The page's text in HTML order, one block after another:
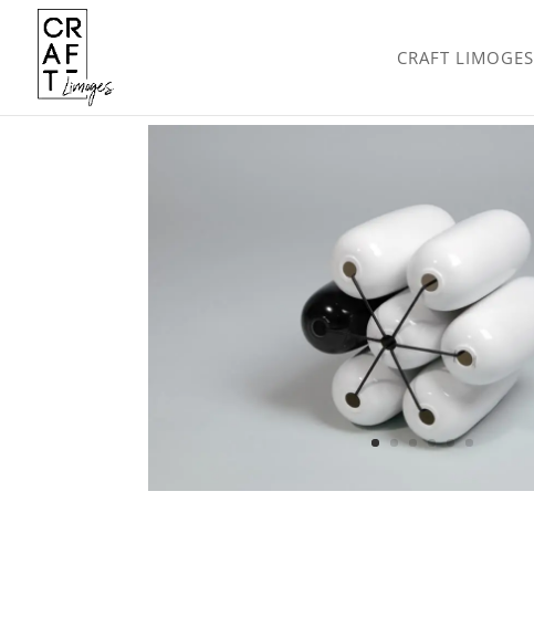
CRAFT LIMOGES